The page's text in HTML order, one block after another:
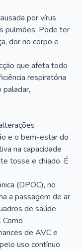
por vírus
pulmões. Pode ter
dor no corpo e
que afeta todo
respiratória
paladar,
e o bem-estar do
na capacidade
tosse e chiado. É
(DPOC), no
a passagem de ar
de saúde
de AVC e
uso contínuo